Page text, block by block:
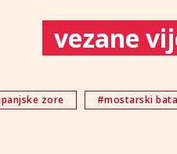
vezane
zore #mostarski